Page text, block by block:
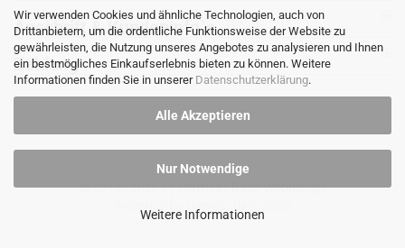
Wir verwenden Cookies und ähnliche Technologien, auch von
Drittanbietern, um die ordentliche Funktionsweise der Website zu
gewährleisten, die Nutzung unseres Angebotes zu analysieren und Ihnen
ein bestmögliches Einkaufserlebnis bieten zu können. Weitere
Informationen finden Sie in unserer Datenschutzerklärung.
Alle Akzeptieren
Nur Notwendige
Weitere Informationen
Anschrift & Kundeninfo`s
Zahlung
© 2016 - 2026 byMatthias Baier Webdesign